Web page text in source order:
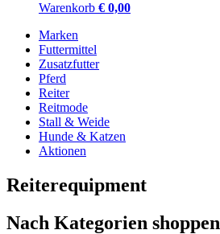
Warenkorb € 0,00
Marken
Futtermittel
Zusatzfutter
Pferd
Reiter
Reitmode
Stall & Weide
Hunde & Katzen
Aktionen
Reiterequipment
Nach Kategorien shoppen